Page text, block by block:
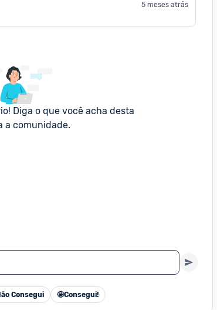
5 meses atrás
Diga o que você acha desta
a comunidade.
Consegui 🤩Consegui!